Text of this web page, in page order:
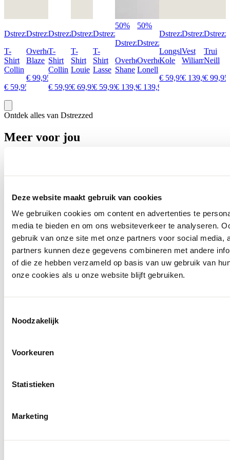
Deze website maakt gebruik van cookies
We gebruiken cookies om content en advertenties te
media te bieden en om ons websiteverkeer te analyseren.
gebruik van onze site met onze partners voor social media,
partners kunnen deze gegevens combineren met andere
of die ze hebben verzameld op basis van uw gebruik van
onze cookies als u onze website blijft gebruiken.
Noodzakelijk
Voorkeuren
Statistieken
Marketing
Dstrezzed
T-
Shirt
Collin
€ 59,95
Dstrezzed
Overhemd
Blaze
€ 99,95
Dstrezzed
T-
Shirt
Collin
€ 59,95
Dstrezzed
T-
Shirt
Louie
€ 69,95
Dstrezzed
T-
Shirt
Lasse
€ 59,95
50%
Dstrezzed
Overhemd
Shane
€ 139,95€ 69,97
50%
Dstrezzed
Overhemd
Lonell
€ 139,95
Dstrezzed
Longsleeve
Kole
€ 59,95
Dstrezzed
Vest
Wiliam
€ 139,95
Trui
Neill
€ 99,95
Ontdek alles van Dstrezzed
Meer voor jou